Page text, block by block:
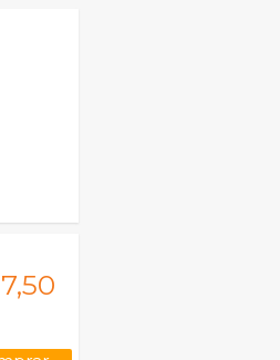
7,50